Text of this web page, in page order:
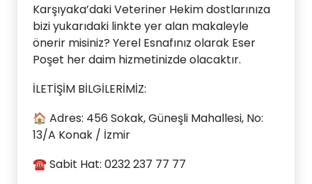
Karşıyaka’daki Veteriner Hekim dostlarınıza
bizi yukarıdaki linkte yer alan makaleyle
önerir misiniz? Yerel Esnafınız olarak Eser
Poşet her daim hizmetinizde olacaktır.
İLETİŞİM BİLGİLERİMİZ:
🏠 Adres: 456 Sokak, Güneşli Mahallesi, No:
13/A Konak / İzmir
☎ Sabit Hat: 0232 237 77 77